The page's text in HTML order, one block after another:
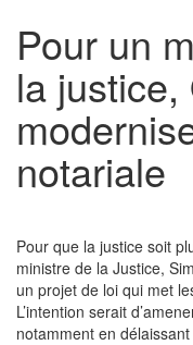
Pour un
la
notariale
Pour que la justice soit
ministre de la Justice,
un projet de loi qui met
L’intention serait
notamment en